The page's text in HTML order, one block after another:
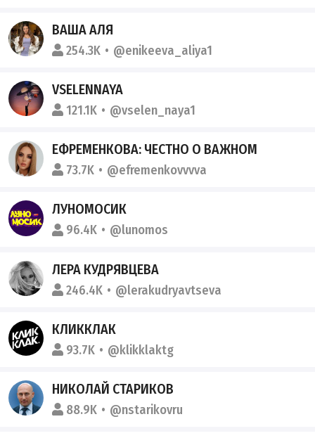
ВАША АЛЯ
254.3K @enikeeva_aliya1
VSELENNAYA
121.1K @vselen_naya1
ЕФРЕМЕНКОВА: ЧЕСТНО О ВАЖНОМ
73.7K @efremenkovvvva
ЛУНОМОСИК
96.4K @lunomos
ЛЕРА КУДРЯВЦЕВА
246.4K @lerakudryavtseva
КЛИККЛАК
93.7K @klikklaktg
НИКОЛАЙ СТАРИКОВ
88.9K @nstarikovru